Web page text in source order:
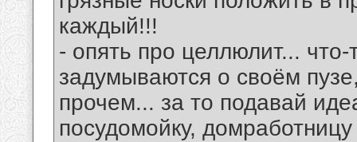
каждый!!!
- опять про целлюлит...
задумываются о своём
прочем... за то подавай
посудомойку,